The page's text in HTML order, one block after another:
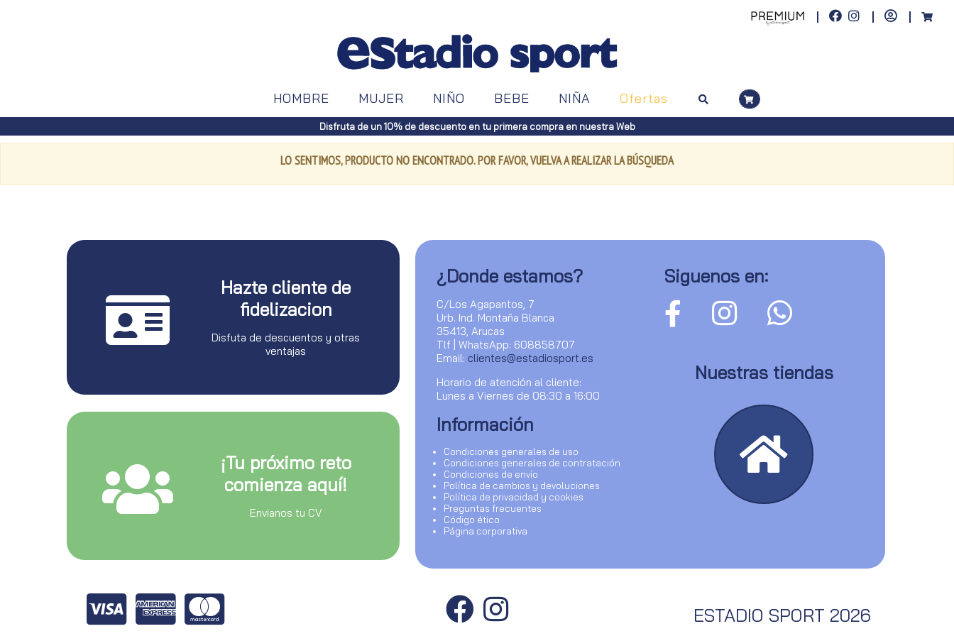
HOMBRE MUJER NIÑO BEBE NIÑA Ofertas
Disfruta de un 10% de descuento en tu primera compra en nuestra Web
LO SENTIMOS, PRODUCTO NO ENCONTRADO. POR FAVOR, VUELVA A REALIZAR LA BÚSQUEDA
Hazte cliente de
fidelizacion
Disfuta de descuentos y otras
ventajas
¡Tu próximo reto
comienza aquí!
Envianos tu CV
¿Donde estamos?
C/Los Agapantos, 7
Urb. Ind. Montaña Blanca
35413, Arucas
Tlf | WhatsApp: 608858707
Email: clientes@estadiosport.es
Horario de atención al cliente:
Lunes a Viernes de 08:30 a 16:00
Información
Condiciones generales de uso
Condiciones generales de contratación
Condiciones de envío
Política de cambios y devoluciones
Política de privacidad y cookies
Preguntas frecuentes
Código ético
Página corporativa
Siguenos en:
Nuestras tiendas
ESTADIO SPORT 2026